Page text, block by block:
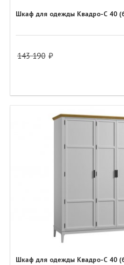
Шкаф для одежды Квадро-С 40
143 190
Шкаф для одежды Квадро-С 40